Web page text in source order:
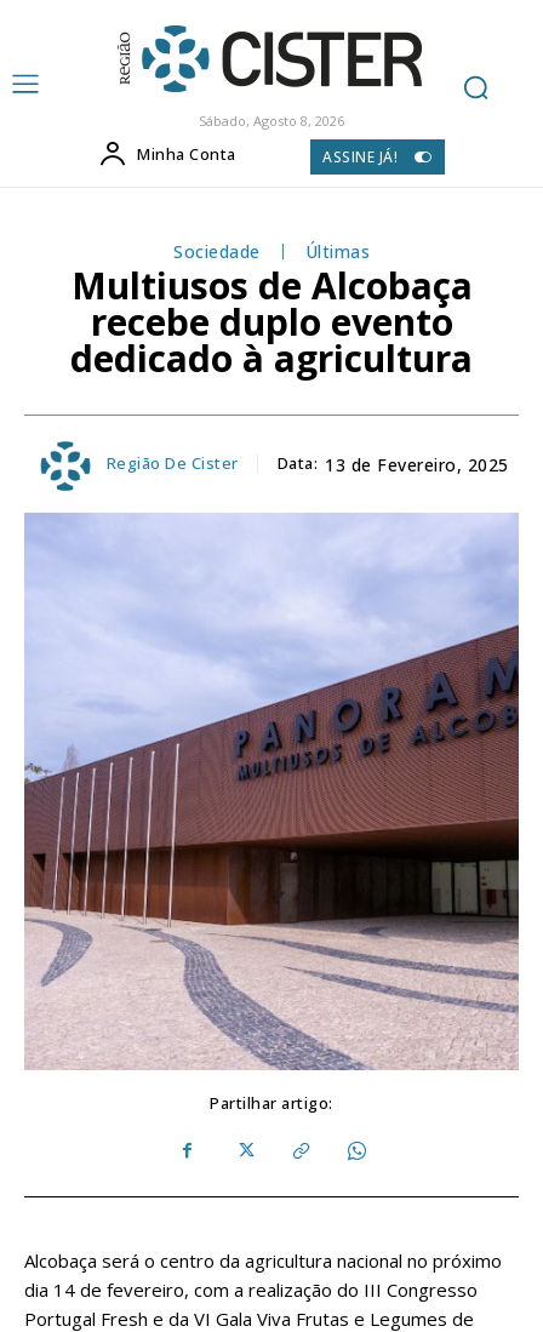
Sábado, Agosto 8, 2026
Minha Conta ASSINE JÁ!
Sociedade Últimas
Multiusos de Alcobaça
recebe duplo evento
dedicado à agricultura
Região De Cister Data: 13 de Fevereiro, 2025
Partilhar artigo:
Alcobaça será o centro da agricultura nacional no próximo
dia 14 de fevereiro, com a realização do III Congresso
Portugal Fresh e da VI Gala Viva Frutas e Legumes de